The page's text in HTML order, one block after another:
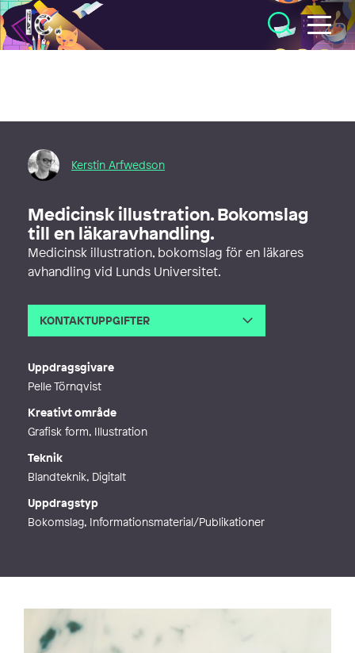
Illustratörcentrum
Kerstin Arfwedson
Medicinsk illustration. Bokomslag
till en läkaravhandling.
Medicinsk illustration, bokomslag för en läkares
avhandling vid Lunds Universitet.
KONTAKTUPPGIFTER
Uppdragsgivare
Pelle Törnqvist
Kreativt område
Grafisk form, Illustration
Teknik
Blandteknik, Digitalt
Uppdragstyp
Bokomslag, Informationsmaterial/Publikationer